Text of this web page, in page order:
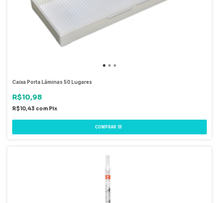
Caixa Porta Lâminas 50 Lugares
R$10,98
R$10,43 com Pix